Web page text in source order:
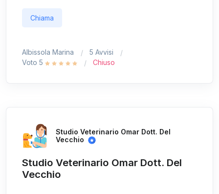
Chiama
Albissola Marina
5 Avvisi
Voto 5
Chiuso
Studio Veterinario Omar Dott. Del
Vecchio
Studio Veterinario Omar Dott. Del
Vecchio